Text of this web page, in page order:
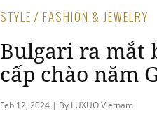
STYLE / FASHION & JEWELRY
Bulgari ra mắt
cấp chào năm
Feb 12, 2024 | By LUXUO Vietnam